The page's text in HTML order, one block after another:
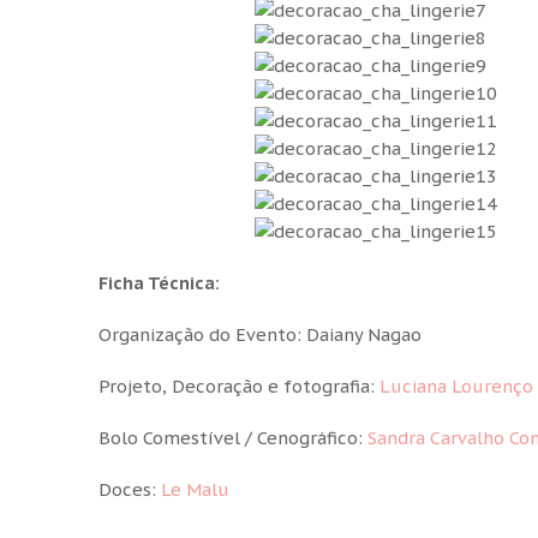
Ficha Técnica:
Organização do Evento: Daiany Nagao
Projeto, Decoração e fotografia: Luciana Lourenço
Bolo Comestível / Cenográfico: Sandra Carvalho
Doces: Le Malu